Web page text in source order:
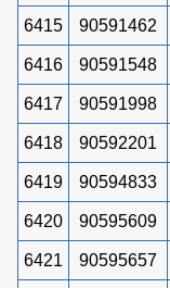
6415 90591462
6416 90591548
6417 90591998
6418 90592201
6419 90594833
6420 90595609
6421 90595657